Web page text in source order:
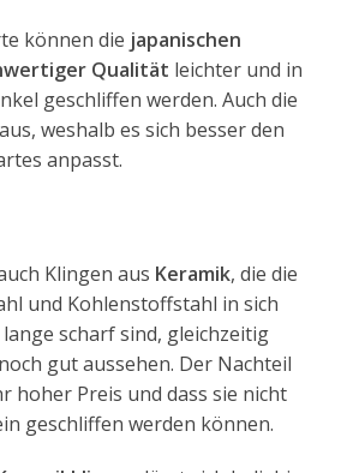
können die japanischen
Qualität leichter und in
geschliffen werden. Auch die
weshalb es sich besser den
anpasst.
Klingen aus Keramik, die die
und Kohlenstoffstahl in sich
scharf sind, gleichzeitig
gut aussehen. Der Nachteil
hoher Preis und dass sie nicht
geschliffen werden können.